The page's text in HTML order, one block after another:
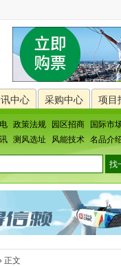
中心 采购中心 项目
政策法规 园区招商
国际市
测风选址 风能技术 名品介
正文